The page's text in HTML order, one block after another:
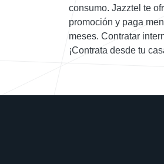
consumo. Jazztel te
promoción y paga
meses. Contratar
¡Contrata desde tu